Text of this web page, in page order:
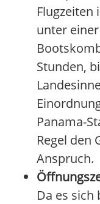
unter
Stunden,
Panama-
Regel den
Anspruch.
Da es sich